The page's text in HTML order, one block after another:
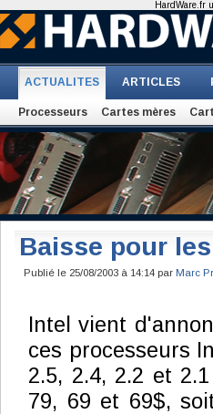
ACTUALITES ARTICLES
Processeurs Cartes mères
Baisse pour
Publié le 25/08/2003 à 14:14 par Marc
Intel vient
ces processeurs
2.5, 2.4, 2.2 et
79, 69 et 69$,
HardWare.fr